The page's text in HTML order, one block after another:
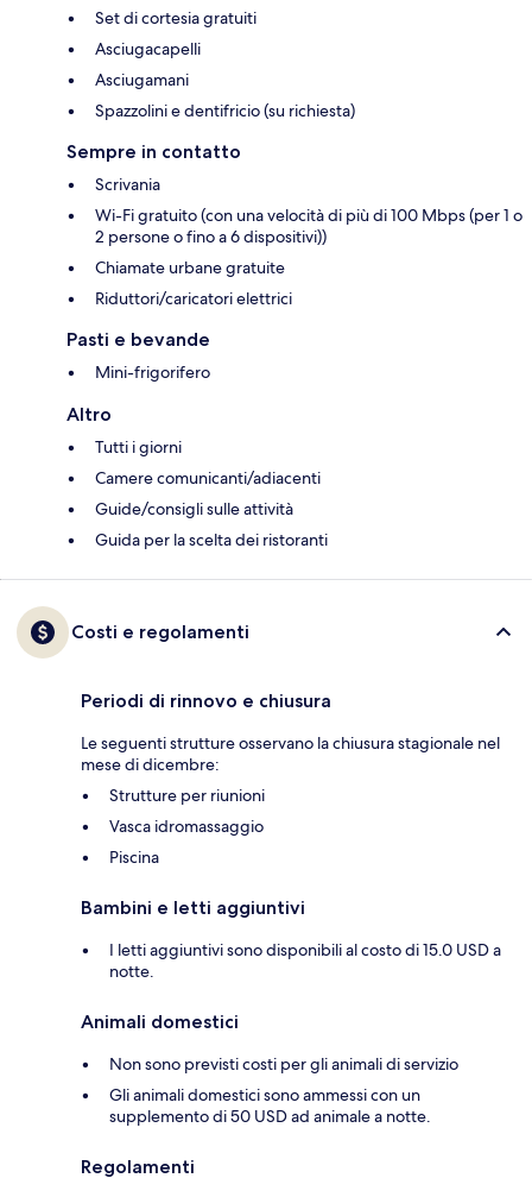
Set di cortesia gratuiti
Asciugacapelli
Asciugamani
Spazzolini e dentifricio (su richiesta)
Sempre in contatto
Scrivania
Wi-Fi gratuito (con una velocità di più di 100 Mbps (per 1 o
2 persone o fino a 6 dispositivi))
Chiamate urbane gratuite
Riduttori/caricatori elettrici
Pasti e bevande
Mini-frigorifero
Altro
Tutti i giorni
Camere comunicanti/adiacenti
Guide/consigli sulle attività
Guida per la scelta dei ristoranti
Costi e regolamenti
Periodi di rinnovo e chiusura
Le seguenti strutture osservano la chiusura stagionale nel
mese di dicembre:
Strutture per riunioni
Vasca idromassaggio
Piscina
Bambini e letti aggiuntivi
I letti aggiuntivi sono disponibili al costo di 15.0 USD a
notte.
Animali domestici
Non sono previsti costi per gli animali di servizio
Gli animali domestici sono ammessi con un
supplemento di 50 USD ad animale a notte.
Regolamenti